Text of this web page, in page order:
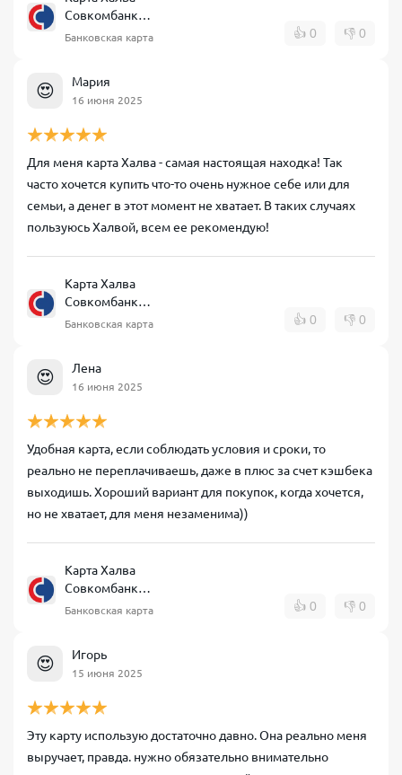
Совкомбанк
рассрочка
Банковская карта 👍 0 👎 0
😍 Мария
16 июня 2025
Для меня карта Халва - самая настоящая находка! Так
часто хочется купить что-то очень нужное себе или для
семьи, а денег в этот момент не хватает. В таких случаях
пользуюсь Халвой, всем ее рекомендую!
Карта Халва
Совкомбанк
рассрочка
Банковская карта 👍 0 👎 0
😍 Лена
16 июня 2025
Удобная карта, если соблюдать условия и сроки, то
реально не переплачиваешь, даже в плюс за счет кэшбека
выходишь. Хороший вариант для покупок, когда хочется,
но не хватает, для меня незаменима))
Карта Халва
Совкомбанк
рассрочка
Банковская карта 👍 0 👎 0
😍 Игорь
15 июня 2025
Эту карту использую достаточно давно. Она реально меня
выручает, правда. нужно обязательно внимательно